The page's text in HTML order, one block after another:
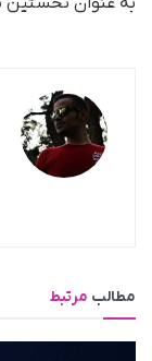
مطالب مرتبط